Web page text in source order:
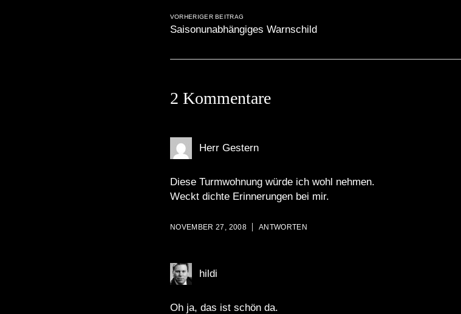
VORHERIGER BEITRAG
Saisonunabhängiges Warnschild
2 Kommentare
Herr Gestern
Diese Turmwohnung würde ich wohl nehmen.
Weckt dichte Erinnerungen bei mir.
NOVEMBER 27, 2008 ANTWORTEN
hildi
Oh ja, das ist schön da.